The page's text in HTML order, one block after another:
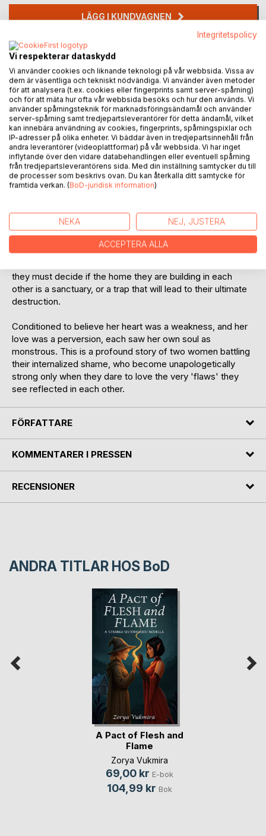
LÄGG I KUNDVAGNEN
Lägg till i kom-ihåglista
Recensera titel
BESKRIVNING
For her warmth, the vampire Celeste is cast from her
from her pack. When these two outcasts - and ancestral
enemies - are forced into a tenuous alliance to survive the
hunters stalking their steps, they find an unexpected
solace in their shared solitude. But as whispered
they must decide if the home they are building in each
other is a sanctuary, or a trap that will lead to their ultimate
destruction.
Conditioned to believe her heart was a weakness, and her
love was a perversion, each saw her own soul as
monstrous. This is a profound story of two women battling
their internalized shame, who become unapologetically
strong only when they dare to love the very 'flaws' they
see reflected in each other.
FÖRFATTARE
KOMMENTARER I PRESSEN
RECENSIONER
ANDRA TITLAR HOS BoD
A Pact of Flesh and
Flame
Zorya Vukmira
69,00 kr E-bok
104,99 kr Bok
Integritetspolicy
Vi respekterar dataskydd
Vi använder cookies och liknande teknologi på vår webbsida. Vissa av
dem är väsentliga och tekniskt nödvändiga. Vi använder även metoder
för att analysera (t.ex. cookies eller fingerprints samt server-spårning)
och för att mäta hur ofta vår webbsida besöks och hur den används. Vi
använder spårningsteknik för marknadsföringsändamål och använder
server-spårning samt tredjepartsleverantörer för detta ändamål, vilket
kan innebära användning av cookies, fingerprints, spårningspixlar och
IP-adresser på olika enheter. Vi bäddar även in tredjepartsinnehåll från
andra leverantörer (videoplattformar) på vår webbsida. Vi har inget
inflytande över den vidare databehandlingen eller eventuell spårning
från tredjepartsleverantörens sida. Med din inställning samtycker du till
de processer som beskrivs ovan. Du kan återkalla ditt samtycke för
framtida verkan. (BoD-juridisk information)
NEKA NEJ, JUSTERA
ACCEPTERA ALLA